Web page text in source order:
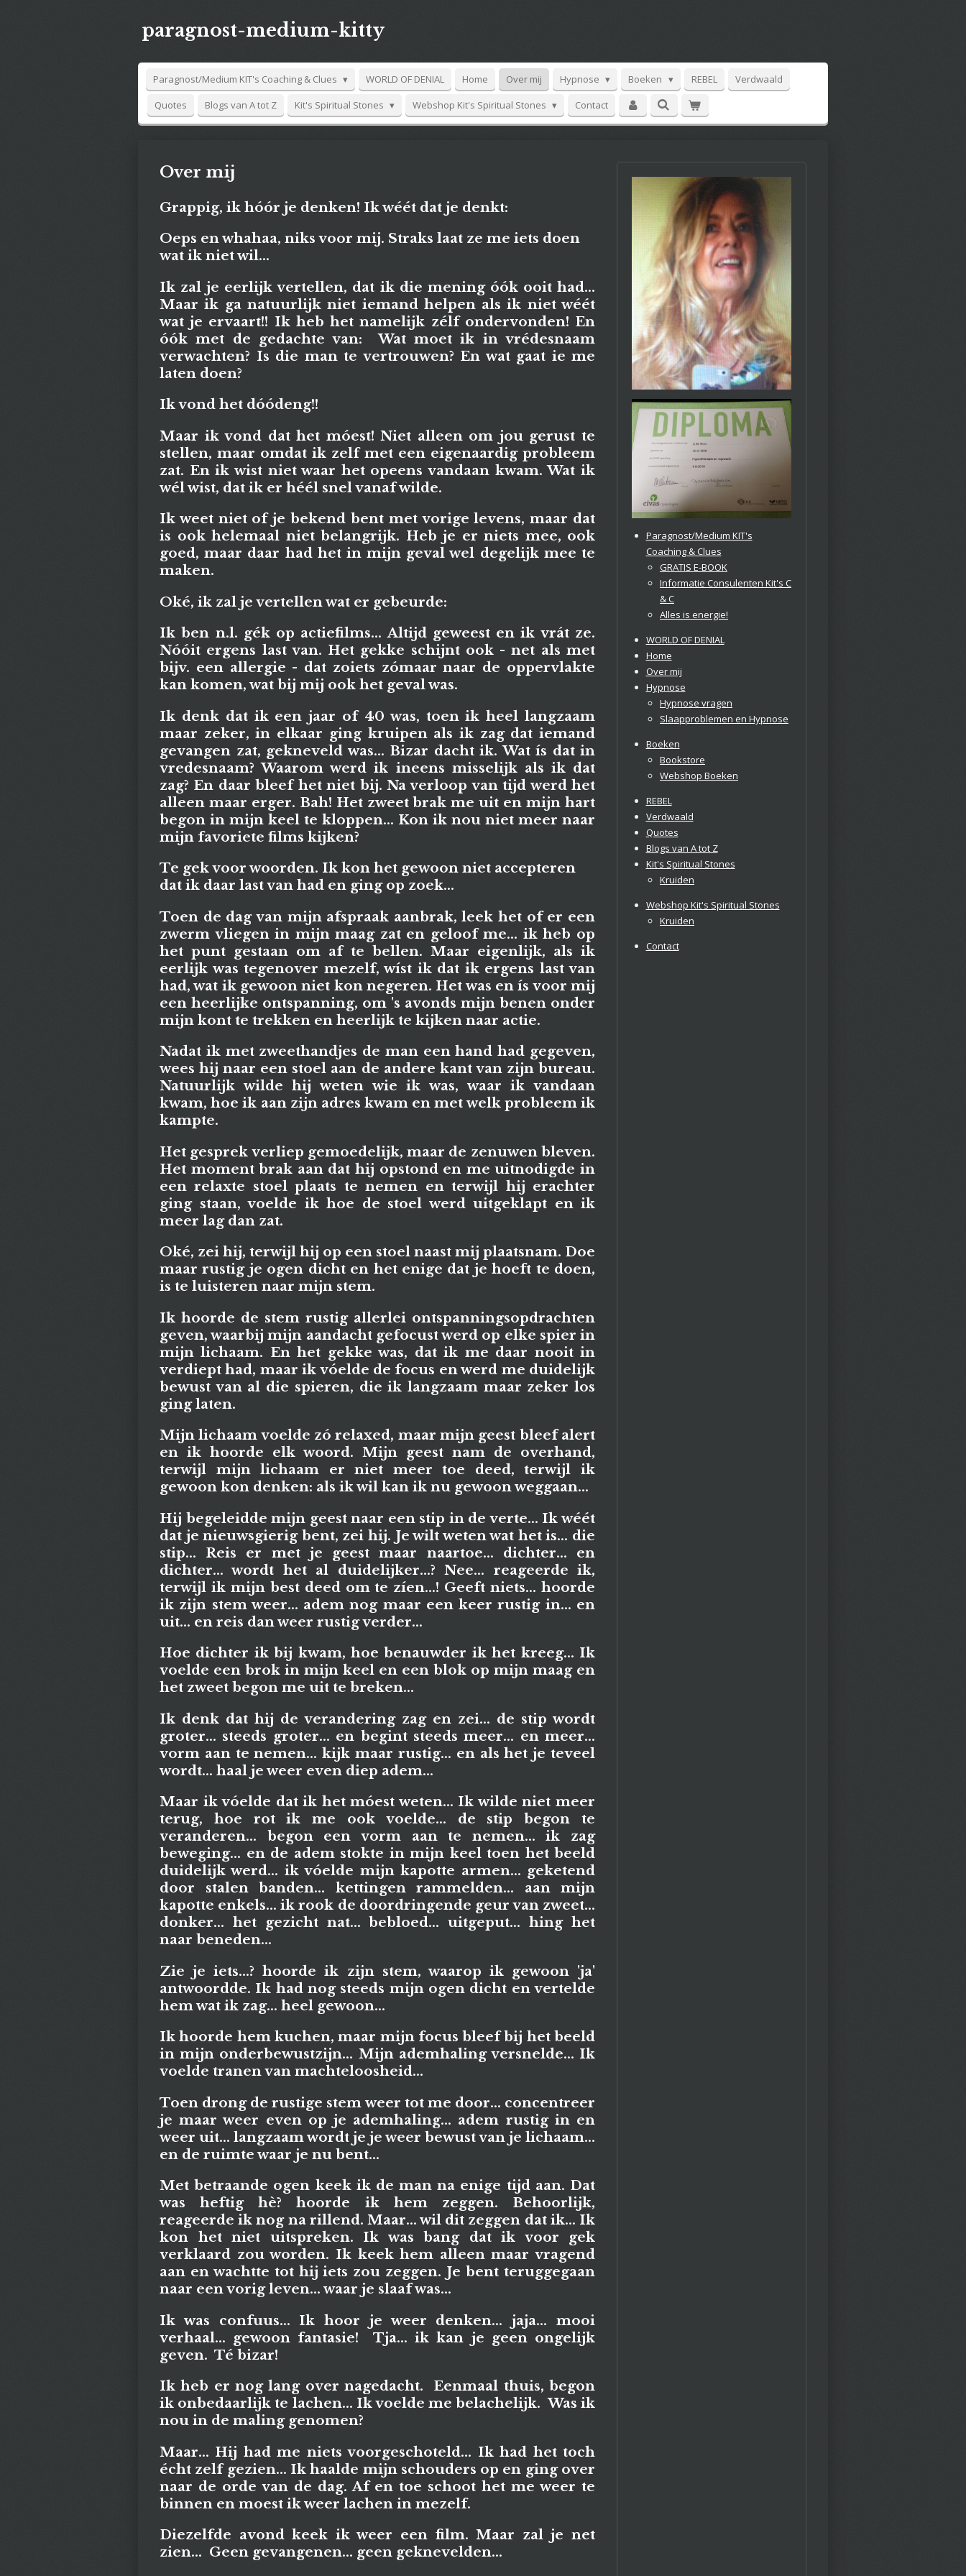
paragnost-medium-kitty
Paragnost/Medium KIT's Coaching & Clues WORLD OF DENIAL Home Over mij Hypnose Boeken REBEL
Verdwaald
Quotes
Blogs van A tot Z Kit's Spiritual Stones Webshop Kit's Spiritual Stones Contact
Over mij
Grappig, ik hóór je denken! Ik wéét dat je denkt:
Oeps en whahaa, niks voor mij. Straks laat ze me iets doen
wat ik niet wil...
Ik zal je eerlijk vertellen, dat ik die mening óók ooit had...
Maar ik ga natuurlijk niet iemand helpen als ik niet wéét
wat je ervaart!! Ik heb het namelijk zélf ondervonden! En
óók met de gedachte van: Wat moet ik in vrédesnaam
verwachten? Is die man te vertrouwen? En wat gaat ie me
laten doen?
Ik vond het dóódeng!!
Maar ik vond dat het móest! Niet alleen om jou gerust te
stellen, maar omdat ik zelf met een eigenaardig probleem
zat. En ik wist niet waar het opeens vandaan kwam. Wat ik
wél wist, dat ik er héél snel vanaf wilde.
Ik weet niet of je bekend bent met vorige levens, maar dat
is ook helemaal niet belangrijk. Heb je er niets mee, ook
goed, maar daar had het in mijn geval wel degelijk mee te
maken.
Oké, ik zal je vertellen wat er gebeurde:
Ik ben n.l. gék op actiefilms... Altijd geweest en ik vrát ze.
Nóóit ergens last van. Het gekke schijnt ook - net als met
bijv. een allergie - dat zoiets zómaar naar de oppervlakte
kan komen, wat bij mij ook het geval was.
Ik denk dat ik een jaar of 40 was, toen ik heel langzaam
maar zeker, in elkaar ging kruipen als ik zag dat iemand
gevangen zat, gekneveld was... Bizar dacht ik. Wat ís dat in
vredesnaam? Waarom werd ik ineens misselijk als ik dat
zag? En daar bleef het niet bij. Na verloop van tijd werd het
alleen maar erger. Bah! Het zweet brak me uit en mijn hart
begon in mijn keel te kloppen... Kon ik nou niet meer naar
mijn favoriete films kijken?
Te gek voor woorden. Ik kon het gewoon niet accepteren
dat ik daar last van had en ging op zoek...
Toen de dag van mijn afspraak aanbrak, leek het of er een
zwerm vliegen in mijn maag zat en geloof me... ik heb op
het punt gestaan om af te bellen. Maar eigenlijk, als ik
eerlijk was tegenover mezelf, wíst ik dat ik ergens last van
had, wat ik gewoon niet kon negeren. Het was en ís voor mij
een heerlijke ontspanning, om 's avonds mijn benen onder
mijn kont te trekken en heerlijk te kijken naar actie.
Nadat ik met zweethandjes de man een hand had gegeven,
wees hij naar een stoel aan de andere kant van zijn bureau.
Natuurlijk wilde hij weten wie ik was, waar ik vandaan
kwam, hoe ik aan zijn adres kwam en met welk probleem ik
kampte.
Het gesprek verliep gemoedelijk, maar de zenuwen bleven.
Het moment brak aan dat hij opstond en me uitnodigde in
een relaxte stoel plaats te nemen en terwijl hij erachter
ging staan, voelde ik hoe de stoel werd uitgeklapt en ik
meer lag dan zat.
Oké, zei hij, terwijl hij op een stoel naast mij plaatsnam. Doe
maar rustig je ogen dicht en het enige dat je hoeft te doen,
is te luisteren naar mijn stem.
Ik hoorde de stem rustig allerlei ontspanningsopdrachten
geven, waarbij mijn aandacht gefocust werd op elke spier in
mijn lichaam. En het gekke was, dat ik me daar nooit in
verdiept had, maar ik vóelde de focus en werd me duidelijk
bewust van al die spieren, die ik langzaam maar zeker los
ging laten.
Mijn lichaam voelde zó relaxed, maar mijn geest bleef alert
en ik hoorde elk woord. Mijn geest nam de overhand,
terwijl mijn lichaam er niet meer toe deed, terwijl ik
gewoon kon denken: als ik wil kan ik nu gewoon weggaan...
Hij begeleidde mijn geest naar een stip in de verte... Ik wéét
dat je nieuwsgierig bent, zei hij. Je wilt weten wat het is... die
stip... Reis er met je geest maar naartoe... dichter... en
dichter... wordt het al duidelijker...? Nee... reageerde ik,
terwijl ik mijn best deed om te zíen...! Geeft niets... hoorde
ik zijn stem weer... adem nog maar een keer rustig in... en
uit... en reis dan weer rustig verder...
Hoe dichter ik bij kwam, hoe benauwder ik het kreeg... Ik
voelde een brok in mijn keel en een blok op mijn maag en
het zweet begon me uit te breken...
Ik denk dat hij de verandering zag en zei... de stip wordt
groter... steeds groter... en begint steeds meer... en meer...
vorm aan te nemen... kijk maar rustig... en als het je teveel
wordt... haal je weer even diep adem...
Maar ik vóelde dat ik het móest weten... Ik wilde niet meer
terug, hoe rot ik me ook voelde... de stip begon te
veranderen... begon een vorm aan te nemen... ik zag
beweging... en de adem stokte in mijn keel toen het beeld
duidelijk werd... ik vóelde mijn kapotte armen... geketend
door stalen banden... kettingen rammelden... aan mijn
kapotte enkels... ik rook de doordringende geur van zweet...
donker... het gezicht nat... bebloed... uitgeput... hing het
naar beneden...
Zie je iets...? hoorde ik zijn stem, waarop ik gewoon 'ja'
antwoordde. Ik had nog steeds mijn ogen dicht en vertelde
hem wat ik zag... heel gewoon...
Ik hoorde hem kuchen, maar mijn focus bleef bij het beeld
in mijn onderbewustzijn... Mijn ademhaling versnelde... Ik
voelde tranen van machteloosheid...
Toen drong de rustige stem weer tot me door... concentreer
je maar weer even op je ademhaling... adem rustig in en
weer uit... langzaam wordt je je weer bewust van je lichaam...
en de ruimte waar je nu bent...
Met betraande ogen keek ik de man na enige tijd aan. Dat
was heftig hè? hoorde ik hem zeggen. Behoorlijk,
reageerde ik nog na rillend. Maar... wil dit zeggen dat ik... Ik
kon het niet uitspreken. Ik was bang dat ik voor gek
verklaard zou worden. Ik keek hem alleen maar vragend
aan en wachtte tot hij iets zou zeggen. Je bent teruggegaan
naar een vorig leven... waar je slaaf was...
Ik was confuus... Ik hoor je weer denken... jaja... mooi
verhaal... gewoon fantasie! Tja... ik kan je geen ongelijk
geven. Té bizar!
Ik heb er nog lang over nagedacht. Eenmaal thuis, begon
ik onbedaarlijk te lachen... Ik voelde me belachelijk. Was ik
nou in de maling genomen?
Maar... Hij had me niets voorgeschoteld... Ik had het toch
écht zelf gezien... Ik haalde mijn schouders op en ging over
naar de orde van de dag. Af en toe schoot het me weer te
binnen en moest ik weer lachen in mezelf.
Diezelfde avond keek ik weer een film. Maar zal je net
zien... Geen gevangenen... geen geknevelden...
Paragnost/Medium KIT's
Coaching & Clues
GRATIS E-BOOK
Informatie Consulenten Kit's C
& C
Alles is energie!
WORLD OF DENIAL
Home
Over mij
Hypnose
Hypnose vragen
Slaapproblemen en Hypnose
Boeken
Bookstore
Webshop Boeken
REBEL
Verdwaald
Quotes
Blogs van A tot Z
Kit's Spiritual Stones
Kruiden
Webshop Kit's Spiritual Stones
Kruiden
Contact